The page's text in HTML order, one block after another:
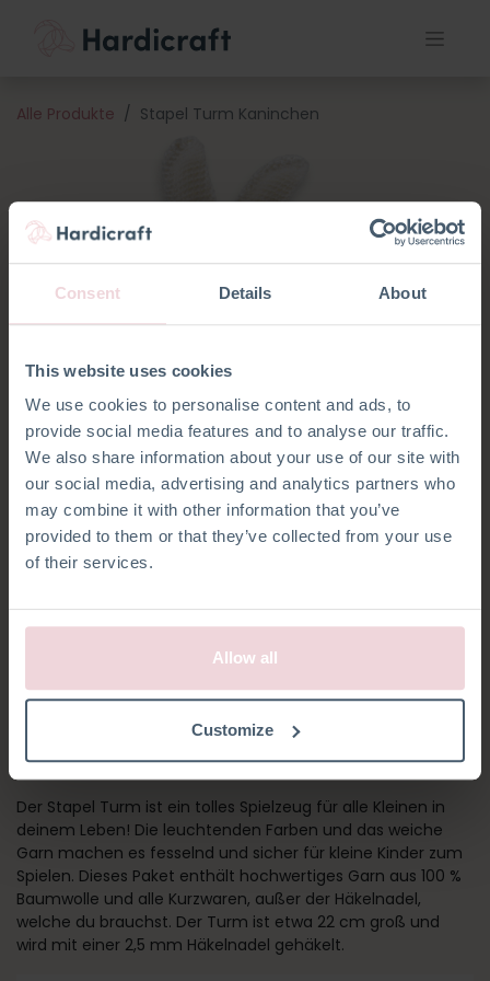
Consent Details About
This website uses cookies
We use cookies to personalise content and ads, to
provide social media features and to analyse our traffic.
We also share information about your use of our site with
our social media, advertising and analytics partners who
may combine it with other information that you’ve
provided to them or that they’ve collected from your use
of their services.
Allow all
Customize
Alle Produkte Stapel Turm Kaninchen
STAPEL TURM
KANINCHEN
Der Stapel Turm ist ein tolles Spielzeug für alle Kleinen in
deinem Leben! Die leuchtenden Farben und das weiche
Garn machen es fesselnd und sicher für kleine Kinder zum
Spielen. Dieses Paket enthält hochwertiges Garn aus 100 %
Baumwolle und alle Kurzwaren, außer der Häkelnadel,
welche du brauchst. Der Turm ist etwa 22 cm groß und
wird mit einer 2,5 mm Häkelnadel gehäkelt.